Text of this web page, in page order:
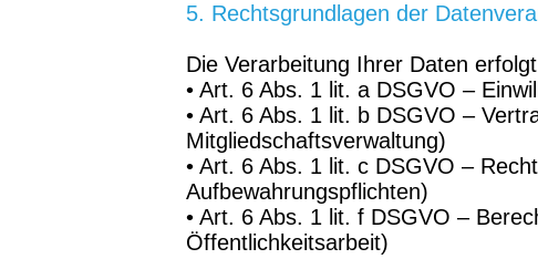
5. Rechtsgrundlagen der
Die Verarbeitung Ihrer Daten
• Art. 6 Abs. 1 lit. a DSGVO –
• Art. 6 Abs. 1 lit. b DSGVO –
Mitgliedschaftsverwaltung)
• Art. 6 Abs. 1 lit. c DSGVO –
Aufbewahrungspflichten)
• Art. 6 Abs. 1 lit. f DSGVO –
Öffentlichkeitsarbeit)